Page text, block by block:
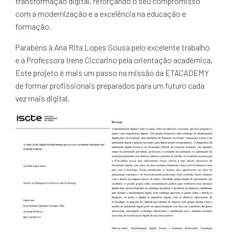
com a modernização e a excelência na educação e
formação.
Parabéns à Ana Rita Lopes Sousa pelo excelente trabalho
e à Professora Irene Ciccarino pela orientação académica.
Este projeto é mais um passo na missão da ETACADEMY
de formar profissionais preparados para um futuro cada
vez mais digital.